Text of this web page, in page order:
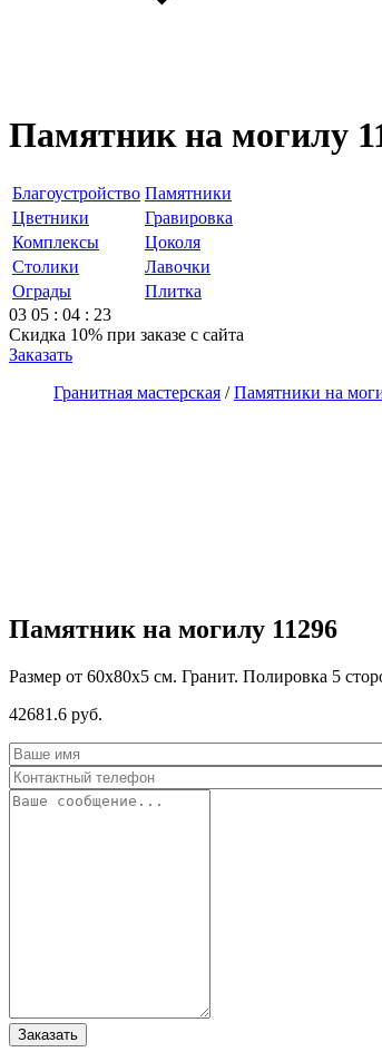
Памятник на могилу
Благоустройство Памятники
Цветники
Гравировка
Комплексы
Цоколя
Столики
Лавочки
Ограды
Плитка
03 05 : 04 : 23
Скидка 10% при заказе с сайта
Заказать
Гранитная мастерская /Памятники на
Памятник на могилу 11296
Размер от 60х80х5 см. Гранит. Полировка 5
42681.6 руб.